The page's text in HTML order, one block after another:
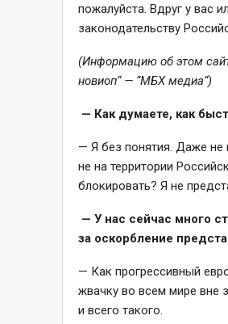
пожалуйста. Вдруг у вас
законодательству
(Информацию об этом
новиоп“— “МБХ медиа“)
— Как думаете, как
— Я без понятия. Даже не
не на территории
блокировать? Я не
— У нас сейчас много
за оскорбление
— Как прогрессивный
жвачку во всем мире вне
и всего такого.